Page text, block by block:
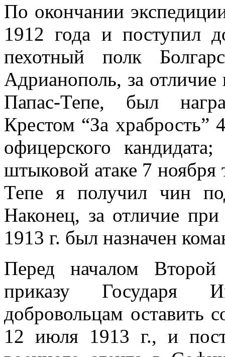
По окончании
1912 года и поступил
пехотный полк
Адрианополь, за
Папас-Тепе, был
Крестом “За храбрость”
офицерского
штыковой атаке 7
Тепе я получил чин
Наконец, за отличие
1913 г. был назначен
Перед началом Второй
приказу Государя
добровольцам оставить
12 июля 1913 г., и